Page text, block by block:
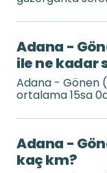
Adana -
ile ne kadar
Adana - Gönen
ortalama 15sa
Adana -
kaç km?